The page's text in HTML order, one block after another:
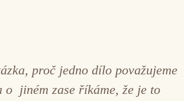
proč jedno dílo považujeme
o jiném zase říkáme, že je to